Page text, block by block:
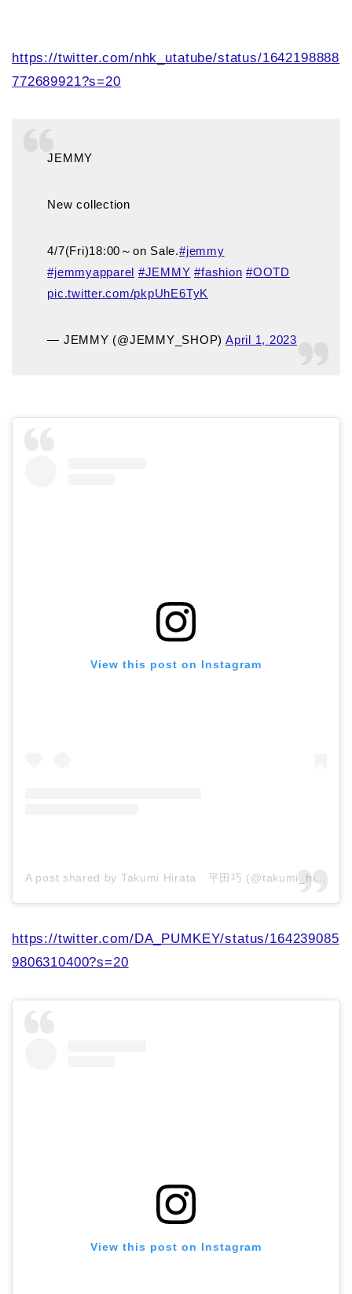
https://twitter.com/nhk_utatube/status/1642198888
772689921?s=20
JEMMY
New collection
4/7(Fri)18:00～on Sale.#jemmy
#jemmyapparel #JEMMY #fashion #OOTD
pic.twitter.com/pkpUhE6TyK
— JEMMY (@JEMMY_SHOP) April 1, 2023
View this post on Instagram
https://twitter.com/DA_PUMKEY/status/164239085
9806310400?s=20
View this post on Instagram